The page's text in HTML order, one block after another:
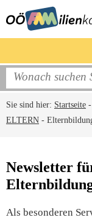
Sie sind hier: Startseite -
ELTERN -
Newsletter
Als besonderen